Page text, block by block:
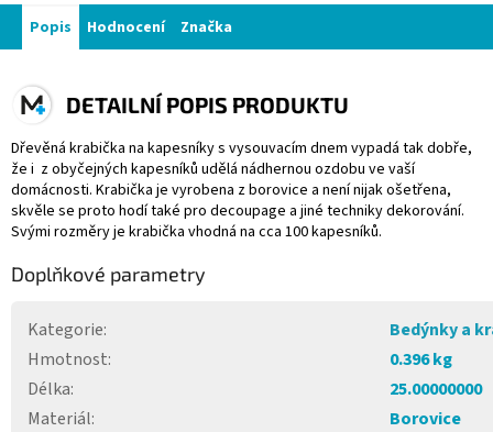
Popis Hodnocení Značka
DETAILNÍ POPIS PRODUKTU
Dřevěná krabička na kapesníky s vysouvacím dnem vypadá tak dobře,
že i z obyčejných kapesníků udělá nádhernou ozdobu ve vaší
domácnosti. Krabička je vyrobena z borovice a není nijak ošetřena,
skvěle se proto hodí také pro decoupage a jiné techniky dekorování.
Svými rozměry je krabička vhodná na cca 100 kapesníků.
Doplňkové parametry
Kategorie:
Bedýnky a
Hmotnost:
0.396 kg
Délka:
25.00000000
Materiál:
Borovice